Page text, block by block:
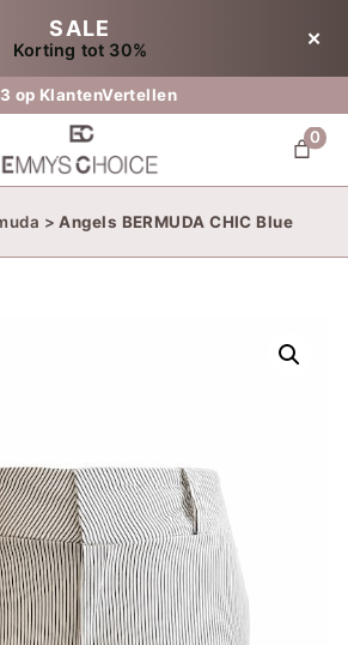
SALE
Korting tot 30% ✕
op KlantenVertellen
0
>Angels BERMUDA CHIC Blue